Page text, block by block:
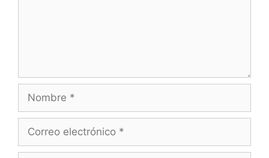
electrónico